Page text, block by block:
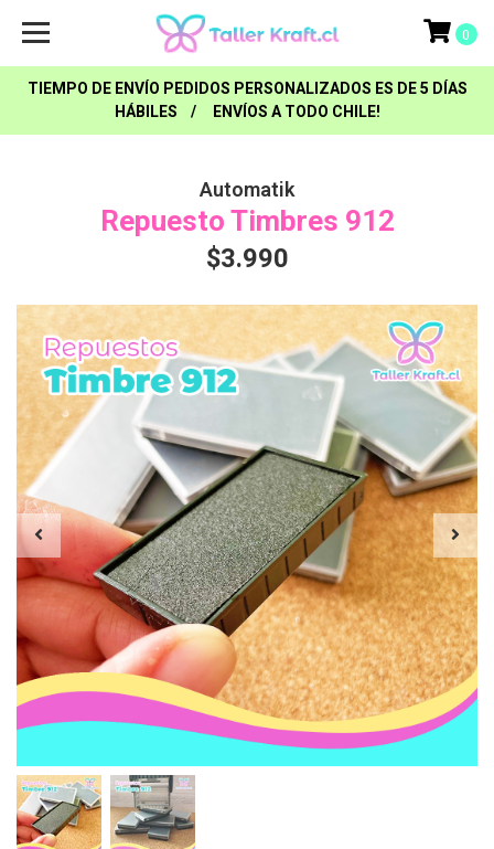
TIEMPO DE ENVÍO PEDIDOS PERSONALIZADOS ES DE 5 DÍAS
HÁBILES / ENVÍOS A TODO CHILE!
0
Automatik
Repuesto Timbres 912
$3.990